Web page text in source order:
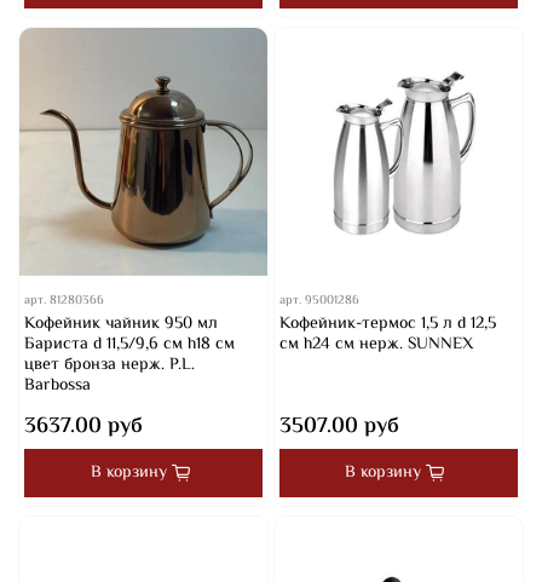
арт.81280366
Кофейник чайник 950 мл
Бариста d 11,5/9,6 см h18 см
цвет бронза нерж. P.L.
Barbossa
3637.00 руб
В корзину
арт.95001286
Кофейник-термос 1,5 л d 12,5
см h24 см нерж. SUNNEX
3507.00 руб
В корзину